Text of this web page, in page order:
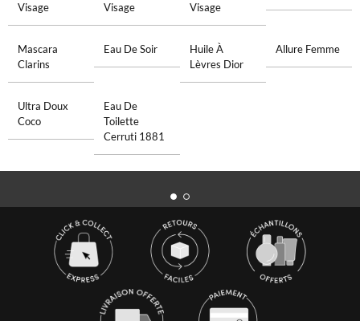
Visage
Visage
Visage
Mascara
Clarins
Eau De Soir
Huile À
Lèvres Dior
Allure Femme
Ultra Doux
Coco
Eau De
Toilette
Cerruti 1881